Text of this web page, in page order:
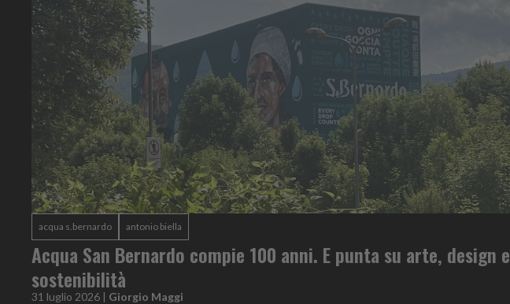
acqua s.bernardo antonio biella
Acqua San Bernardo compie 100 anni. E punta su arte, design e
sostenibilità
31 luglio 2026 | Giorgio Maggi